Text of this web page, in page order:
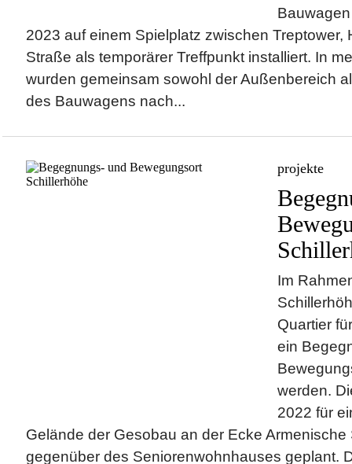
2023 auf einem Spielplatz zwischen Treptower,
Straße als temporärer Treffpunkt installiert. In
wurden gemeinsam sowohl der Außenbereich
des Bauwagens nach...
projekte
Im
Quartier
ein
werden.
2022 für
Gelände der Gesobau an der Ecke
gegenüber des Seniorenwohnhauses geplant.